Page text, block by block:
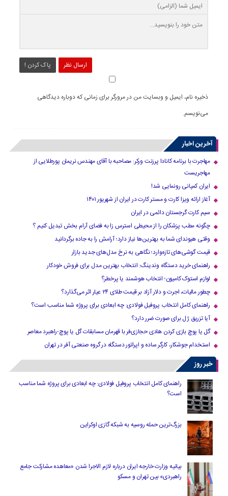
ارسال نظر پاک کردن !
ذخیره نام، ایمیل و وبسایت من در مرورگر برای زمانی که دوباره دیدگاهی
می‌نویسم.
آخرین اخبار
مهاجرت با برنامه کانادا پرزنت ورکر: مصاحبه با آقای مهندس نریمان پورطلایی از
مهاجریست
ایران کمپانی رونمایی شد!
آغاز ارائه ویزا کارت و مستر کارت در ایران از شهریور ۱۴۰۱
سیم کارت گرجستان دائمی در ایران
چگونه مطب پزشکان را از محیطی استرس زا به فضای آرام بخش تبدیل کنیم ؟
وقتی هیوندای شما به بهترین‌ها نیاز دارد؛ آرامش را به جاده برگردانید
قیمت گوشی‌های تازه‌وارد؛ نگاهی به نرخ مدل‌های جدید بازار
راهنمای خرید دستگاه وندینگ: انتخاب بهترین مدل برای فروش خودکار
لوازم استوک کامیون؛ انتخاب هوشمند یا پرخطر؟
چطور مالیات، اجرت و دلار آزاد بر قیمت طلای ۲۴ عیار اثر می‌گذارد؟
راهنمای کامل انتخاب پروفیل فولادی: چه ابعادی برای پروژه شما مناسب است؟
آیا تزریق ژل برای صورت ضرر دارد​؟
گل یا پوچ بازی کردن هادی حجازی‌فر با قهرمان مسابقات گل یا پوچ-راهبرد معاصر
استخدام جوشکار، کارگر ساده و اپراتور دستگاه در گروه صنعتی آفر در تهران
خبر روز
راهنمای کامل انتخاب پروفیل فولادی: چه ابعادی برای پروژه شما مناسب
است؟
بزرگ‌ترین حمله روسیه به شبکه گازی اوکراین
بیانیه وزارت خارجه ایران درباره لازم‌ الاجرا شدن «معاهده مشارکت جامع
راهبردی» بین تهران و مسکو